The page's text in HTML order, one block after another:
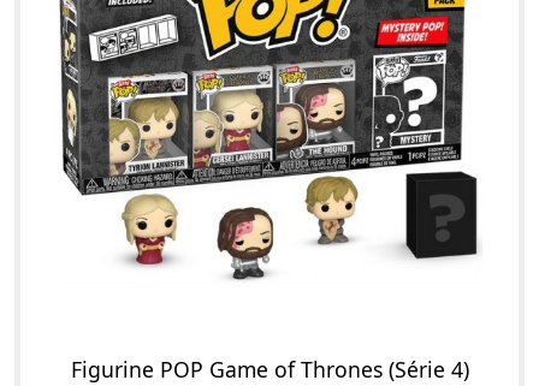
Figurine POP Game of Thrones (Série 4)